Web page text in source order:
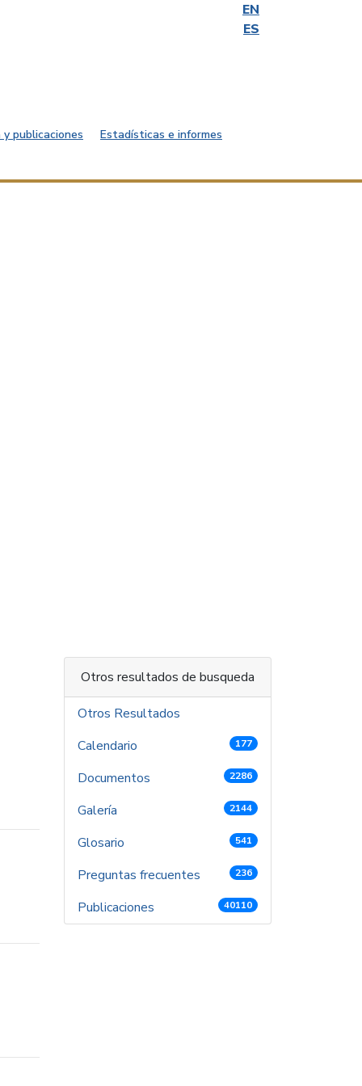
EN
ES
publicaciones Estadísticas e informes
Otros resultados de busqueda
Otros Resultados
Calendario
177
Documentos 2286
Galería 2144
Glosario 541
Preguntas frecuentes 236
Publicaciones 40110